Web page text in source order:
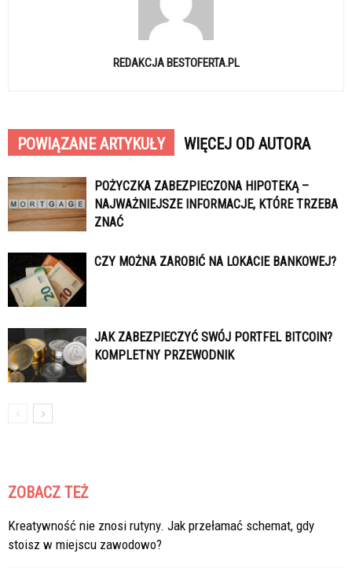
REDAKCJA BESTOFERTA.PL
POWIĄZANE ARTYKUŁY WIĘCEJ OD AUTORA
POŻYCZKA ZABEZPIECZONA HIPOTEKĄ –
NAJWAŻNIEJSZE INFORMACJE, KTÓRE TRZEBA
ZNAĆ
CZY MOŻNA ZAROBIĆ NA LOKACIE BANKOWEJ?
JAK ZABEZPIECZYĆ SWÓJ PORTFEL BITCOIN?
KOMPLETNY PRZEWODNIK
ZOBACZ TEŻ
Kreatywność nie znosi rutyny. Jak przełamać schemat, gdy
stoisz w miejscu zawodowo?